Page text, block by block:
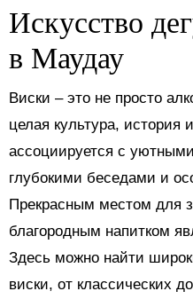
Искусство
в Маудау
Виски – это не просто
целая культура, история
ассоциируется с
глубокими беседами и
Прекрасным местом для
благородным напитком
Здесь можно найти
виски, от классических